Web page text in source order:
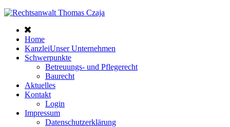
Home
KanzleiUnser Unternehmen
Schwerpunkte
Betreuungs- und Pflegerecht
Baurecht
Aktuelles
Kontakt
Login
Impressum
Datenschutzerklärung